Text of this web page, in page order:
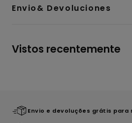
Envio& Devoluciones
Vistos recentemente
Envio e devoluções grátis para